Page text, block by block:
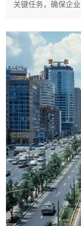
关键任务，确保企